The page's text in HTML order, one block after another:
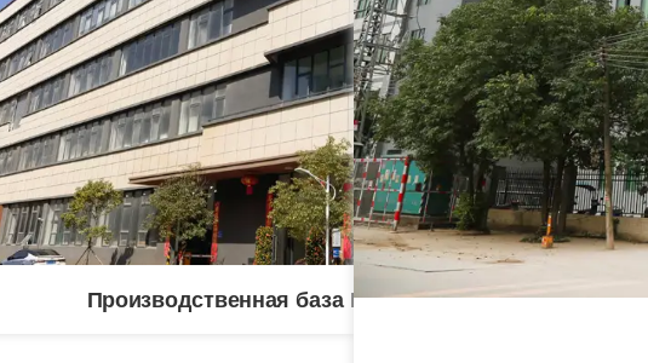
Производственная база Цзянсу